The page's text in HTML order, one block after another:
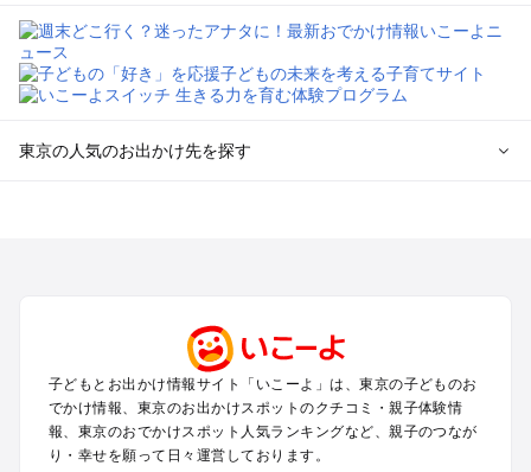
東京の人気のお出かけ先を探す
町田・相模原・愛川・上野原のプールお出かけ
渋谷・原宿・恵比寿・中目黒・自由が丘のプールお出かけ
池袋・赤羽・王子・巣鴨・目白・石神井のプールお出かけ
新宿・高田馬場・代々木・千駄ヶ谷のプールお出かけ
銀座・丸の内・日本橋・有楽町・築地・月島のプールお出かけ
子どもとお出かけ情報サイト「いこーよ」は、東京の子どものお
でかけ情報、東京のお出かけスポットのクチコミ・親子体験情
報、東京のおでかけスポット人気ランキングなど、親子のつなが
り・幸せを願って日々運営しております。